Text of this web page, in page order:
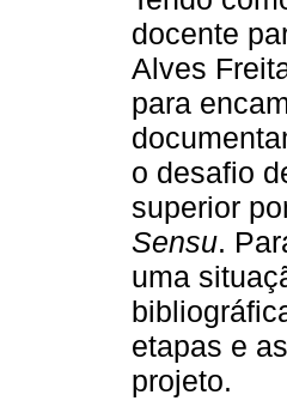
docente
Alves
para
o desafio
superior
Sensu.
uma
etapas e
projeto.